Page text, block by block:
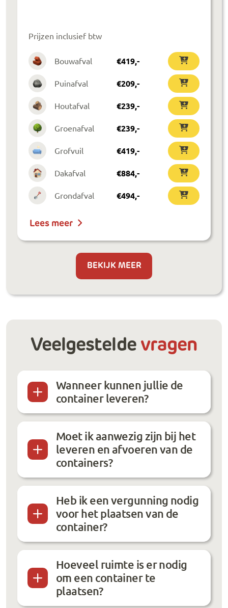
Prijzen inclusief btw
Bouwafval €419,-
Puinafval €209,-
Houtafval €239,-
Groenafval €239,-
Grofvuil €419,-
Dakafval €884,-
Grondafval €494,-
Lees meer
BEKIJK MEER
Veelgestelde vragen
Wanneer kunnen jullie de
container leveren?
Moet ik aanwezig zijn bij het
leveren en afvoeren van de
containers?
Heb ik een vergunning nodig
voor het plaatsen van de
container?
Hoeveel ruimte is er nodig
om een container te
plaatsen?